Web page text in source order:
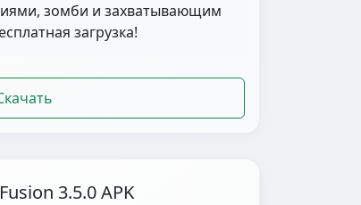
зомби и захватывающим
загрузка!
3.5.0 APK